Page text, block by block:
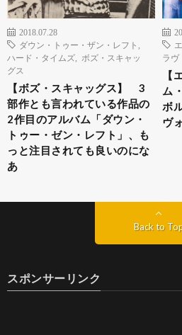
2018.07.28
ダウン・トゥー・ザン・レフト
ハード・タイムズ
ボズ・スキャッ
グス
【ボズ・スキャッグス】 3
部作とも言われている作品の
2作目のアルバム「ダウン・
トゥー・ゼン・レフト」、も
っと注目されても良いのにな
あ
ラヴ
【
ム
ボ
ヴ
Back to
スポンサーリンク